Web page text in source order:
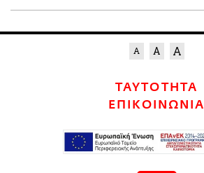
ΤΑΥΤΟΤΗΤΑ
ΕΠΙΚΟΙΝΩΝΙΑ